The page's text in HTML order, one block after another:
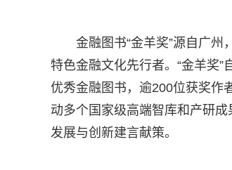
金融图书“金羊奖”源自广州
特色金融文化先行者。“金羊奖
优秀金融图书，逾200位获奖作
动多个国家级高端智库和产研
发展与创新建言献策。